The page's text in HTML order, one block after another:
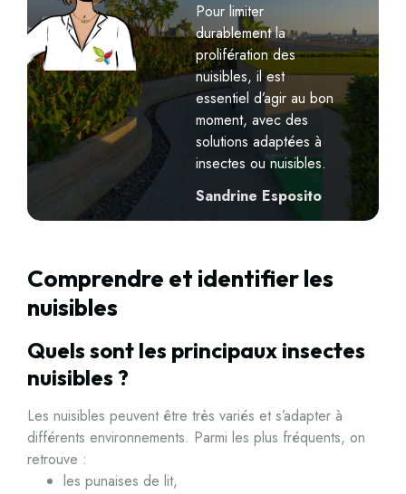
Pour limiter
durablement la
prolifération des
nuisibles, il est
essentiel d’agir au bon
moment, avec des
solutions adaptées à
insectes ou nuisibles.
Sandrine Esposito
Comprendre et identifier les
nuisibles
Quels sont les principaux insectes
nuisibles ?
Les nuisibles peuvent être très variés et s’adapter à
différents environnements. Parmi les plus fréquents, on
retrouve :
les punaises de lit,